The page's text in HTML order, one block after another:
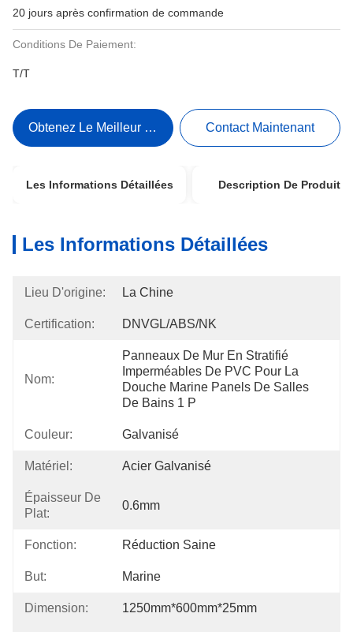
20 jours après confirmation de commande
Conditions De Paiement:
T/T
Obtenez Le Meilleur Prix Contact Maintenant
Les Informations Détaillées Description De Produit
Les Informations Détaillées
Lieu D'origine: La Chine
Certification: DNVGL/ABS/NK
Nom:
Panneaux De Mur En Stratifié
Imperméables De PVC Pour La
Douche Marine Panels De Salles
De Bains 1 P
Couleur: Galvanisé
Matériel: Acier Galvanisé
Épaisseur De
Plat:
0.6mm
Fonction: Réduction Saine
But: Marine
Dimension: 1250mm*600mm*25mm